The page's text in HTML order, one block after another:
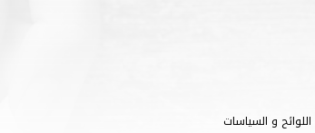
اللوائح و السياسات